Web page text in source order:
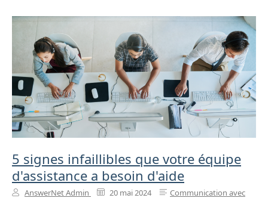
5 signes infaillibles que votre équipe
d'assistance a besoin d'aide
AnswerNet Admin 20 mai 2024
Communication avec